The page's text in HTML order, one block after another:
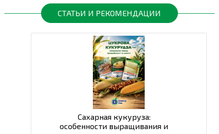
упаковка 1000 шти другие товары по доступным
ценам Вы можете винтернет-магазинеСпектр Сад
доставкой в Киев и другие города по всей
СТАТЬИ И РЕКОМЕНДАЦИИ
Сахарная кукуруза:
особенности выращивания и